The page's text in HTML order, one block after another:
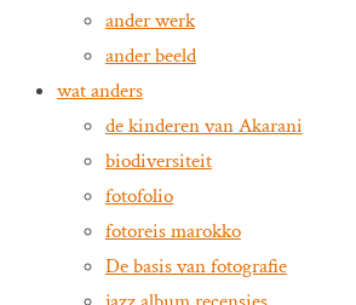
ander werk
ander beeld
wat anders
de kinderen van Akarani
biodiversiteit
fotofolio
fotoreis marokko
De basis van fotografie